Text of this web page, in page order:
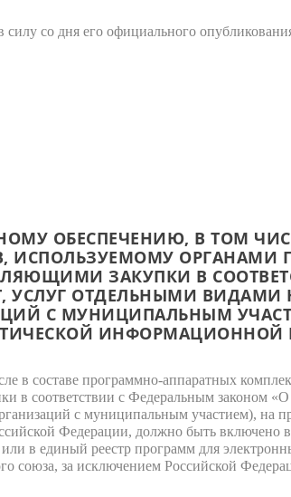
силу со дня его официального
ОБЕСПЕЧЕНИЮ, В ТОМ
ИСПОЛЬЗУЕМОМУ ОРГАНАМИ
ЗАКУПКИ В
УСЛУГ ОТДЕЛЬНЫМИ
С МУНИЦИПАЛЬНЫМ
ИНФОРМАЦИОННОЙ
в составе программно-аппаратных
в соответствии с Федеральным законом
с муниципальным участием), на
Федерации, должно быть включено
в единый реестр программ для
союза, за исключением Российской